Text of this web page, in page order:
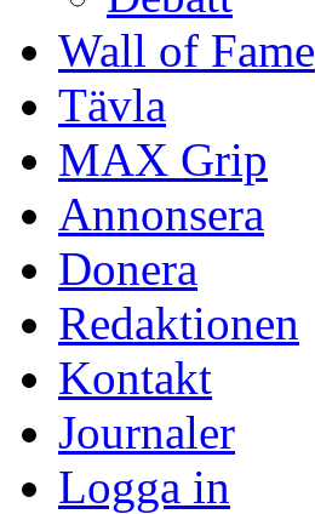
Wall of Fame
Tävla
MAX Grip
Annonsera
Donera
Redaktionen
Kontakt
Journaler
Logga in